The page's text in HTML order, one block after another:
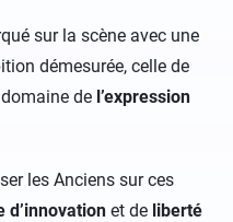
sur la scène avec une
démesurée, celle de
de l’expression
les Anciens sur ces
d’innovation et de liberté